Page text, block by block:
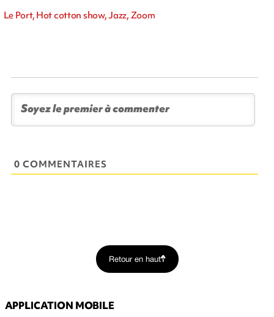
Le Port, Hot cotton show, Jazz, Zoom
0 COMMENTAIRES
Retour en haut
APPLICATION MOBILE